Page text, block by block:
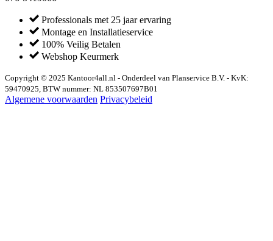
Professionals met 25 jaar ervaring
Montage en Installatieservice
100% Veilig Betalen
Webshop Keurmerk
Copyright © 2025 Kantoor4all.nl - Onderdeel van Planservice B.V. - KvK:
59470925, BTW nummer: NL 853507697B01
Algemene voorwaarden Privacybeleid